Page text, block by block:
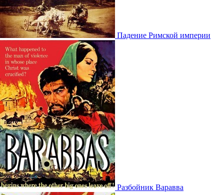
Падение Римской империи
Разбойник Варавва